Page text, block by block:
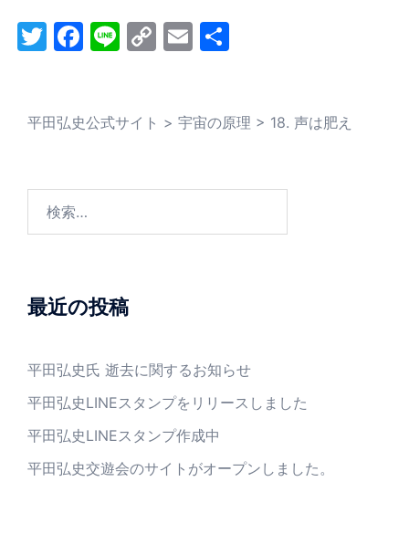
Twitter
Facebook
LineCopyEmail
平田弘史公式サイト > 宇宙の原理 > 18. 声は肥え
最近の投稿
平田弘史氏 逝去に関するお知らせ
平田弘史LINEスタンプをリリースしました
平田弘史LINEスタンプ作成中
平田弘史交遊会のサイトがオープンしました。